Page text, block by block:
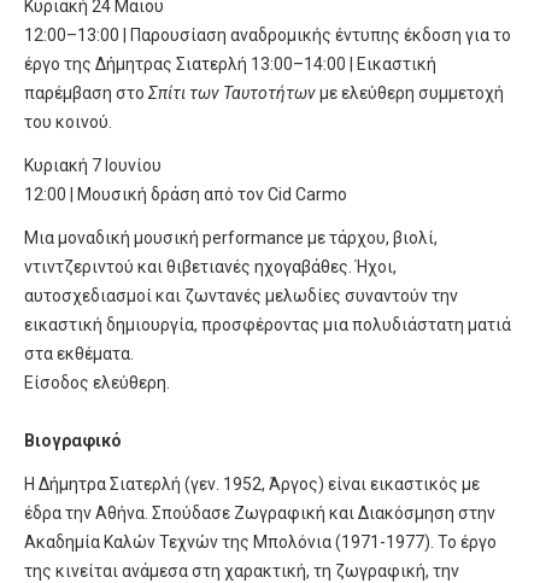
Κυριακή 24 Μαΐου
12:00–13:00 | Παρουσίαση αναδρομικής έντυπης έκδοση για το
έργο της Δήμητρας Σιατερλή 13:00–14:00 | Εικαστική
παρέμβαση στοΣπίτι των Ταυτοτήτωνμε ελεύθερη συμμετοχή
του κοινού.
Κυριακή 7 Ιουνίου
12:00 | Μουσική δράση από τον Cid Carmo
Μια μοναδική μουσική performance με τάρχου, βιολί,
ντιντζεριντού και θιβετιανές ηχογαβάθες. Ήχοι,
αυτοσχεδιασμοί και ζωντανές μελωδίες συναντούν την
εικαστική δημιουργία, προσφέροντας μια πολυδιάστατη ματιά
στα εκθέματα.
Είσοδος ελεύθερη.
Βιογραφικό
Η Δήμητρα Σιατερλή (γεν. 1952, Άργος) είναι εικαστικός με
έδρα την Αθήνα. Σπούδασε Ζωγραφική και Διακόσμηση στην
Ακαδημία Καλών Τεχνών της Μπολόνια (1971-1977). Το έργο
της κινείται ανάμεσα στη χαρακτική, τη ζωγραφική, την